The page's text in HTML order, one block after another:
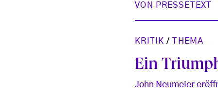
VON
PRESSETEXT
KRITIK / THEMA
Ein
John Neumeier